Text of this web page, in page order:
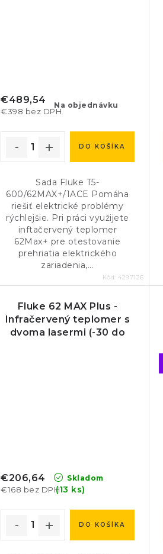
Na objednávku
€398 bez DPH
€489,54
DO KOŠÍKA
Sada Fluke T5-
600/62MAX+/1ACE Pomáha
riešiť elektrické problémy
rýchlejšie. Pri práci využijete
inftačervený teplomer
62Max+ pre otestovanie
prehriatia elektrického
zariadenia,...
Kód:4297126
Fluke 62 MAX Plus -
Infračervený teplomer s
dvoma lasermi (-30 do
Skladom
(13 ks)
€168 bez DPH
€206,64
DO KOŠÍKA